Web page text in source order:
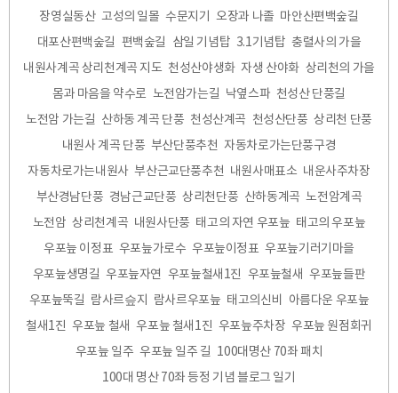
장영실동산 고성의 일몰 수문지기 오장과 나졸 마안산편백숲길
대포산편백숲길 편백숲길 삼일 기념탑 3.1기념탑 충렬사의 가을
내원사계곡 상리천계곡 지도 천성산야생화 자생 산야화 상리천의 가을
몸과 마음을 약수로 노전암가는길 낙옆스파 천성산 단풍길
노전암 가는길 산하동 계곡 단풍 천성산계곡 천성산단풍 상리천 단풍
내원사 계곡 단풍 부산단풍추천 자동차로가는단풍구경
자동차로가는내원사 부산근교단풍추천 내원사매표소 내운사주차장
부산경남단풍 경남근교단풍 상리천단풍 산하동계곡 노전암계곡
노전암 상리천계곡 내원사단풍 태고의 자연 우포늪 태고의 우포늪
우포늪 이정표 우포늪가로수 우포늪이정표 우포늪기러기마을
우포늪생명길 우포늪자연 우포늪철새1진 우포늪철새 우포늪들판
우포늪뚝길 람사르슾지 람사르우포늪 태고의신비
아름다운 우포늪
철새1진 우포늪 철새 우포늪 철새1진 우포늪주차장 우포늪 원점회귀
우포늪 일주 우포늪 일주 길 100대명산 70좌 패치
100대 명산 70좌 등정 기념 블로그 일기